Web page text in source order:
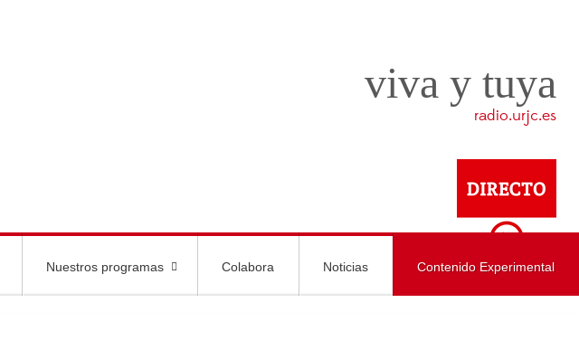
viva y tuya
radio.urjc.es
Nuestros programas Colabora Noticias Contenido Experimental